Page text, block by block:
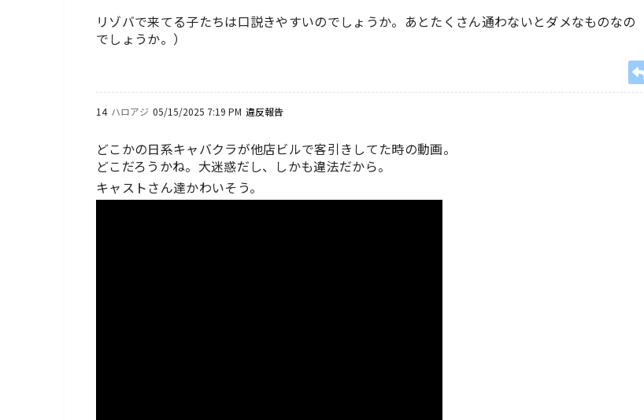
リゾバで来てる子たちは口説きやすいのでしょうか。あとたくさん通わないとダメなものなの
でしょうか。）
14 ハロアジ 05/15/2025 7:19 PM 違反報告
どこかの日系キャバクラが他店ビルで客引きしてた時の動画。
どこだろうかね。大迷惑だし、しかも違法だから。
キャストさん達かわいそう。